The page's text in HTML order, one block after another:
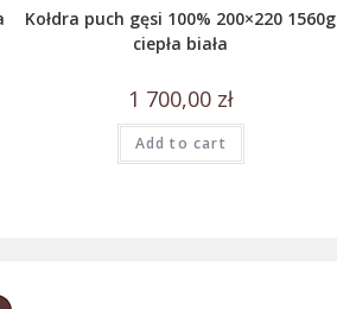
Kołdra puch gęsi 100% 200×220 1560g
ciepła biała
1 700,00 zł
Add to cart